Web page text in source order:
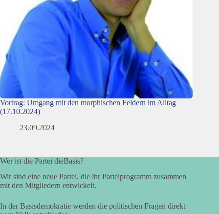
Vortrag: Umgang mit den morphischen Feldern im Alltag
(17.10.2024)
23.09.2024
Wer ist die Partei dieBasis?
Wir sind eine neue Partei, die ihr Parteiprogramm zusammen
mit den Mitgliedern entwickelt.
In der Basisdemokratie werden die politischen Fragen direkt